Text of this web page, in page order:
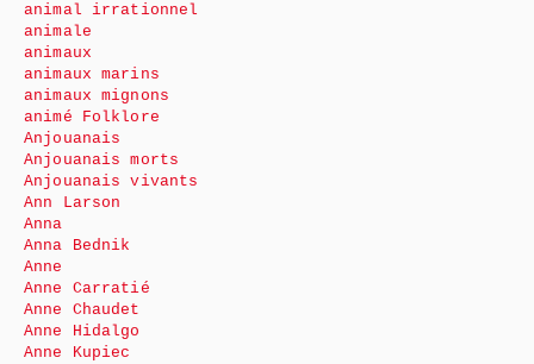
animal irrationnel
animale
animaux
animaux marins
animaux mignons
animé Folklore
Anjouanais
Anjouanais morts
Anjouanais vivants
Ann Larson
Anna
Anna Bednik
Anne
Anne Carratié
Anne Chaudet
Anne Hidalgo
Anne Kupiec